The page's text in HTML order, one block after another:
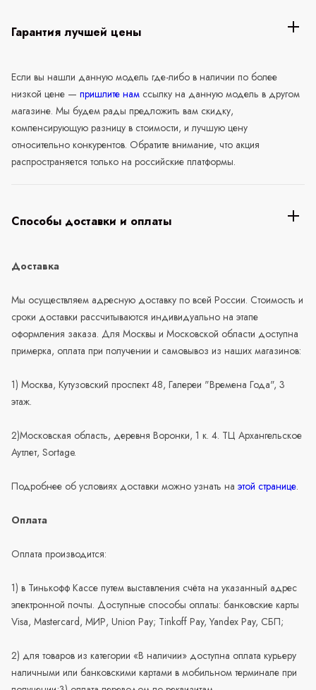
Гарантия лучшей цены
Если вы нашли данную модель где-либо в наличии по более
низкой цене — пришлите нам ссылку на данную модель в другом
магазине. Мы будем рады предложить вам скидку,
компенсирующую разницу в стоимости, и лучшую цену
относительно конкурентов. Обратите внимание, что акция
распространяется только на российские платформы.
Способы доставки и оплаты
Доставка
Мы осуществляем адресную доставку по всей России. Стоимость и
сроки доставки рассчитываются индивидуально на этапе
оформления заказа. Для Москвы и Московской области доступна
примерка, оплата при получении и самовывоз из наших магазинов:
1) Москва, Кутузовский проспект 48, Галереи "Времена Года", 3
этаж.
2)Московская область, деревня Воронки, 1 к. 4. ТЦ Архангельское
Аутлет, Sortage.
Подробнее об условиях доставки можно узнать на этой странице.
Оплата
Оплата производится:
1) в Тинькофф Кассе путем выставления счёта на указанный адрес
электронной почты. Доступные способы оплаты: банковские карты
Visa, Mastercard, МИР, Union Pay; Tinkoff Pay, Yandex Pay, СБП;
2) для товаров из категории «В наличии» доступна оплата курьеру
наличными или банковскими картами в мобильном терминале при